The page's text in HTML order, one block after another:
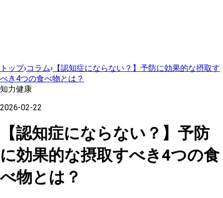
トップ›コラム› 【認知症にならない？】予防に効果的な摂取す
べき4つの食べ物とは？
知力健康
2026-02-22
【認知症にならない？】予防
に効果的な摂取すべき4つの食
べ物とは？